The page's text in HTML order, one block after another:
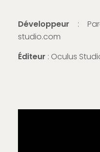
Développeur :
studio.com
Éditeur : Oculus